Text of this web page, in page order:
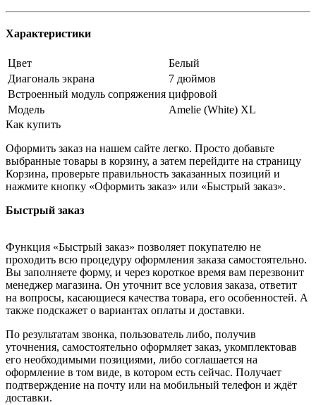
Характеристики
Цвет
Белый
Диагональ экрана
7 дюймов
Встроенный модуль сопряжения цифровой
Модель
Amelie (White) XL
Как купить
Оформить заказ на нашем сайте легко. Просто добавьте
выбранные товары в корзину, а затем перейдите на страницу
Корзина, проверьте правильность заказанных позиций и
нажмите кнопку «Оформить заказ» или «Быстрый заказ».
Быстрый заказ
Функция «Быстрый заказ» позволяет покупателю не
проходить всю процедуру оформления заказа самостоятельно.
Вы заполняете форму, и через короткое время вам перезвонит
менеджер магазина. Он уточнит все условия заказа, ответит
на вопросы, касающиеся качества товара, его особенностей. А
также подскажет о вариантах оплаты и доставки.
По результатам звонка, пользователь либо, получив
уточнения, самостоятельно оформляет заказ, укомплектовав
его необходимыми позициями, либо соглашается на
оформление в том виде, в котором есть сейчас. Получает
подтверждение на почту или на мобильный телефон и ждёт
доставки.